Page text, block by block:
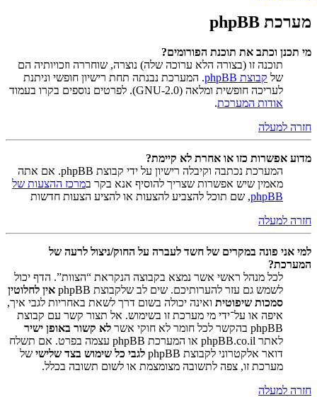
מערכת phpBB
מי תכנן וכתב את תוכנת הפורומים?
תוכנה זו (בצורה הלא ערוכה שלה) נוצרה, שוחררה וזכויותיה הם
של קבוצת phpBB
. המערכת נבנתה תחת רישיון חופשי וניתנת
לעריכה חופשית ומלאה (GNU-2.0). לפרטים נוספים בקרו בעמוד
אודות המערכת.
חזרה למעלה
מדוע אפשרות כזו או אחרת לא קיימת?
המערכת נכתבה וקיבלה רישיון על ידי קבוצת phpBB. אם אתה
מאמין שיש אפשרות שצריך להוסיף אנא בקר במרכז ההצעות של
phpBB, שם תוכל להצביע להצעות או להציע הצעות חדשות
חזרה למעלה
למי אני פונה במקרים של חשד לעברה על החוק/ניצול לרעה של
המערכת?
לכל מנהל ראשי אשר נמצא בקבוצה הנקראת “הצוות”. הדף יכול
לשמש גם עזר להערותיכם. שים לב שלקבוצת phpBB
אין לחלוטין
סמכות שיפוטית ואינה יכולה בשום דרך לשאת באחריות לגבי איך,
איפה או על־ידי מי מערכת זו בשימוש. אל תצור קשר עם קבוצת
phpBB בהקשר לכל חומר לא חוקי אשר
לא קשור באופן ישיר
לאתר phpBB.co.il או המערכת phpBB עצמה בפרט. אם תשלח
דואר אלקטרוני לקבוצת phpBB
לגבי כל שימוש בצד שלישי של
מערכת זו, צפה לתשובה מצומצמת או לשום תשובה בכלל.
חזרה למעלה